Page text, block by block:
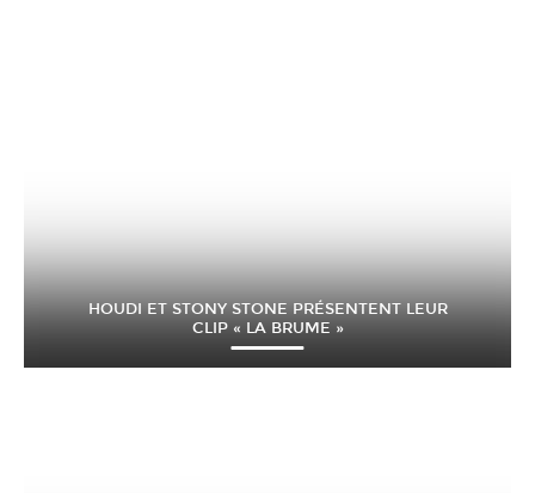
HOUDI ET STONY STONE PRÉSENTENT LEUR
CLIP « LA BRUME »